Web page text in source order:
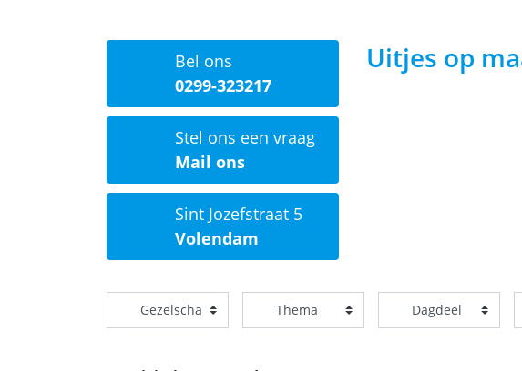
Bel ons
0299-323217
Stel ons een vraag
Mail ons
Sint Jozefstraat 5
Volendam
Uitjes op